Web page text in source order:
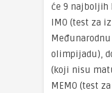
će 9 najboljih
IMO (test za
olimpijadu),
(koji nisu
MEMO (test